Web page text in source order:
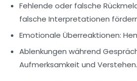
Fehlende oder falsche
falsche Interpretationen
Emotionale Überreaktionen:
Ablenkungen während
Aufmerksamkeit und Verstehen.